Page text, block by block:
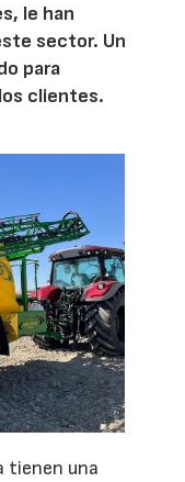
le han
sector. Un
para
clientes.
tienen una